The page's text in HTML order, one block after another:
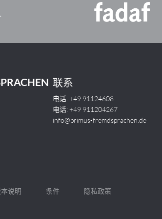
联系
电话: +49 91124608
电话: +49 911204267
info@primus-fremdsprachen.de
说明 条件 隐私政策